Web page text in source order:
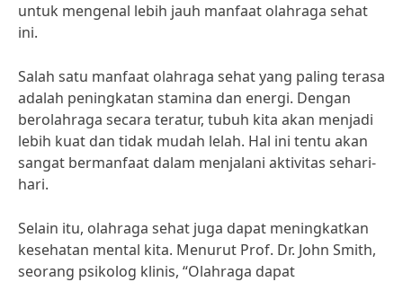
untuk mengenal lebih jauh manfaat olahraga sehat
ini.
Salah satu manfaat olahraga sehat yang paling terasa
adalah peningkatan stamina dan energi. Dengan
berolahraga secara teratur, tubuh kita akan menjadi
lebih kuat dan tidak mudah lelah. Hal ini tentu akan
sangat bermanfaat dalam menjalani aktivitas sehari-
hari.
Selain itu, olahraga sehat juga dapat meningkatkan
kesehatan mental kita. Menurut Prof. Dr. John Smith,
seorang psikolog klinis, “Olahraga dapat